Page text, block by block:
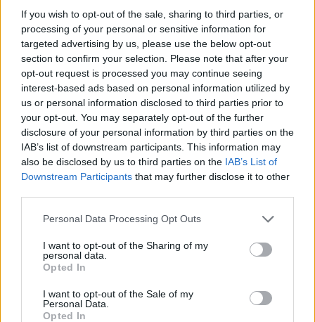
If you wish to opt-out of the sale, sharing to third parties, or
processing of your personal or sensitive information for
targeted advertising by us, please use the below opt-out
section to confirm your selection. Please note that after your
opt-out request is processed you may continue seeing
interest-based ads based on personal information utilized by
us or personal information disclosed to third parties prior to
your opt-out. You may separately opt-out of the further
disclosure of your personal information by third parties on the
IAB’s list of downstream participants. This information may
also be disclosed by us to third parties on the IAB’s List of
Downstream Participants that may further disclose it to other
Personal Data Processing Opt Outs
I want to opt-out of the Sharing of my
personal data.
Opted In
I want to opt-out of the Sale of my
Personal Data.
Opted In
Ο ηγέτης των Γκρίζων Λύκων
-δολοφόνων του Ισαάκ- σήμερα στη
Θράκη! Με άδεια του ελληνικού
κράτους!
Τι δουλειά έχει ο ηγέτης των Γκρίζων Λύκων στη
Δυτική Θράκη και ποιός του έχει δώσει άδεια να
27 ΙΟΥΝ. 2012, 00:01